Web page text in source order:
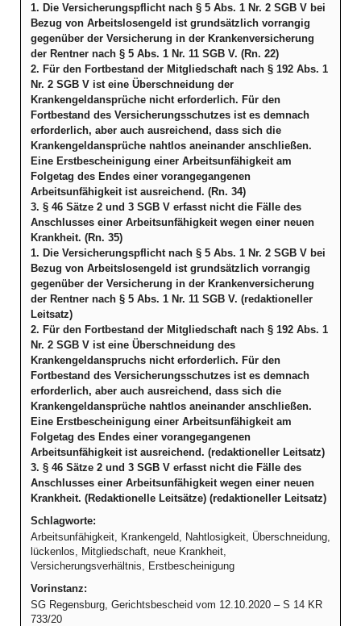
1. Die Versicherungspflicht nach § 5 Abs. 1 Nr. 2 SGB V bei
Bezug von Arbeitslosengeld ist grundsätzlich vorrangig
gegenüber der Versicherung in der Krankenversicherung
der Rentner nach § 5 Abs. 1 Nr. 11 SGB V. (Rn. 22)
2. Für den Fortbestand der Mitgliedschaft nach § 192 Abs. 1
Nr. 2 SGB V ist eine Überschneidung der
Krankengeldansprüche nicht erforderlich. Für den
Fortbestand des Versicherungsschutzes ist es demnach
erforderlich, aber auch ausreichend, dass sich die
Krankengeldansprüche nahtlos aneinander anschließen.
Eine Erstbescheinigung einer Arbeitsunfähigkeit am
Folgetag des Endes einer vorangegangenen
Arbeitsunfähigkeit ist ausreichend. (Rn. 34)
3. § 46 Sätze 2 und 3 SGB V erfasst nicht die Fälle des
Anschlusses einer Arbeitsunfähigkeit wegen einer neuen
Krankheit. (Rn. 35)
1. Die Versicherungspflicht nach § 5 Abs. 1 Nr. 2 SGB V bei
Bezug von Arbeitslosengeld ist grundsätzlich vorrangig
gegenüber der Versicherung in der Krankenversicherung
der Rentner nach § 5 Abs. 1 Nr. 11 SGB V. (redaktioneller
Leitsatz)
2. Für den Fortbestand der Mitgliedschaft nach § 192 Abs. 1
Nr. 2 SGB V ist eine Überschneidung des
Krankengeldanspruchs nicht erforderlich. Für den
Fortbestand des Versicherungsschutzes ist es demnach
erforderlich, aber auch ausreichend, dass sich die
Krankengeldansprüche nahtlos aneinander anschließen.
Eine Erstbescheinigung einer Arbeitsunfähigkeit am
Folgetag des Endes einer vorangegangenen
Arbeitsunfähigkeit ist ausreichend. (redaktioneller Leitsatz)
3. § 46 Sätze 2 und 3 SGB V erfasst nicht die Fälle des
Anschlusses einer Arbeitsunfähigkeit wegen einer neuen
Krankheit. (Redaktionelle Leitsätze) (redaktioneller Leitsatz)
Schlagworte:
Arbeitsunfähigkeit, Krankengeld, Nahtlosigkeit, Überschneidung,
lückenlos, Mitgliedschaft, neue Krankheit,
Versicherungsverhältnis, Erstbescheinigung
Vorinstanz:
SG Regensburg, Gerichtsbescheid vom 12.10.2020 – S 14 KR
733/20